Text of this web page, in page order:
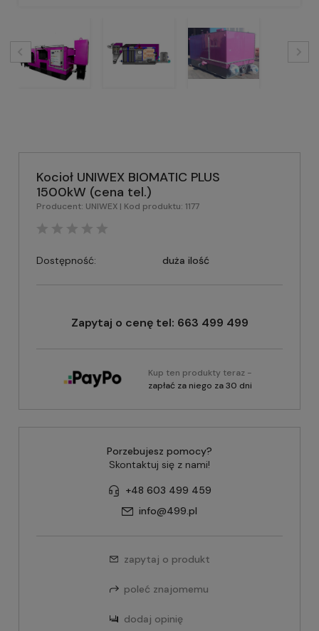
Kocioł UNIWEX BIOMATIC PLUS
1500kW (cena tel.)
Producent: UNIWEX | Kod produktu: 1177
Dostępność: duża ilość
Zapytaj o cenę tel: 663 499 499
Kup ten produkty teraz -
zapłać za niego za 30 dni
Porzebujesz pomocy?
Skontaktuj się z nami!
+48 603 499 459
info@499.pl
zapytaj o produkt
poleć znajomemu
dodaj opinię